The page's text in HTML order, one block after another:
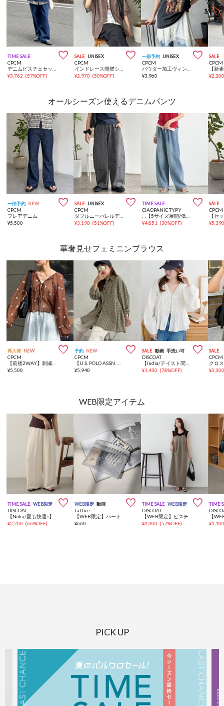
TIME SALE 
CPCM
¥3,762 (57%OFF)
SALE UNISEX 
CPCM
¥2,970 (50%OFF)
一部予約 UNISEX 
CPCM
¥3,960
SALE
CPCM
¥
オールシーズン使えるデニムパンツ
一部予約 NEW 
CPCM
フレアデニム
¥5,500
SALE UNISEX 
CPCM
ダブルニーバレルデニム
¥3,190 (51%OFF)
TIME SALE 
CIAOPANIC TYPY
∴【5サイズ展開/低身長・高身長対応】デイリーイージーワイドデニム
¥4,851 (30%OFF)
SALE
CPCM
¥
華奢見せフェミニンブラウス
再入荷 NEW 
CPCM
¥5,500
予約 NEW 
CPCM
¥5,940
SALE 動画 手洗い可 
DISCOAT
¥1,430 (78%OFF)
SALE
CPCM
クロ
¥
WEB限定アイテム
TIME SALE WEB限定 
DISCOAT
【Noka/夏も快適♪】ヨウリュウワイドパンツ《WEB限定》
¥2,200 (66%OFF)
WEB限定 動画 
Lattice
【WEB限定】ハートメッシュバッグインバッグ(横型)
¥660
TIME SALE WEB限定 
DISCOAT
【WEB限定】ビスチェワンピース
¥3,300 (57%OFF)
TIME
¥
PICK UP